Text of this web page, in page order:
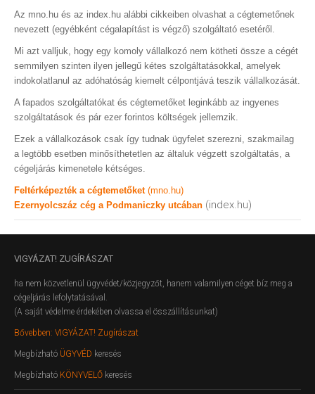
Az mno.hu és az index.hu alábbi cikkeiben olvashat a cégtemetőnek
nevezett (egyébként cégalapítást is végző) szolgáltató esetéről.
Mi azt valljuk, hogy egy komoly vállalkozó nem kötheti össze a cégét
semmilyen szinten ilyen jellegű kétes szolgáltatásokkal, amelyek
indokolatlanul az adóhatóság kiemelt célpontjává teszik vállalkozását.
A fapados szolgáltatókat és cégtemetőket leginkább az ingyenes
szolgáltatások és pár ezer forintos költségek jellemzik.
Ezek a vállalkozások csak így tudnak ügyfelet szerezni, szakmailag
a legtöbb esetben minősíthetetlen az általuk végzett szolgáltatás, a
cégeljárás kimenetele kétséges.
Feltérképezték a cégtemetőket (mno.hu)
Ezernyolcszáz cég a Podmaniczky utcában (index.hu)
VIGYÁZAT! ZUGÍRÁSZAT
ha nem közvetlenül ügyvédet/közjegyzőt, hanem valamilyen céget bíz meg a
cégeljárás lefolytatásával.
(A saját védelme érdekében olvassa el összállításunkat)
Bővebben: VIGYÁZAT! Zugírászat
Megbízható ÜGYVÉD keresés
Megbízható KÖNYVELŐ keresés